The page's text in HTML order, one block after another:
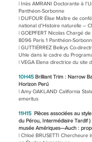
| Inès AMRANI Doctorante à
Panthéon-Sorbonne
| DUFOUR Élise Maître de
national d’Histoire naturelle –
| GOEPFERT Nicolas Chargé
8096 Paris 1 Panthéon-
| GUTTIÉRREZ Belkys Co-
Uhle dans le cadre du
| VEGA Elena directrice du site
10H45Brilliant Trim : Narrow
Horizon Perú
| Amy OAKLAND California
emeritus
11H15 Pièces associées au
du Pérou, Intermédiaire Tardif )
musée Amériques—Auch :
| Chloé BRUSETTI Chercheure